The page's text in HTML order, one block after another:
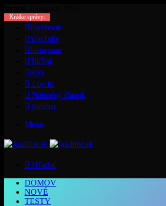
Krátke správy:
Facebook
YouTube
Instagram
TikTok
RSS
Log In
Náhodný článok
Sidebar
Menu
Hľadať
DOMOV
NOVÉ
TESTY